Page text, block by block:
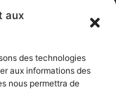
aux
des technologies
aux informations des
nous permettra de